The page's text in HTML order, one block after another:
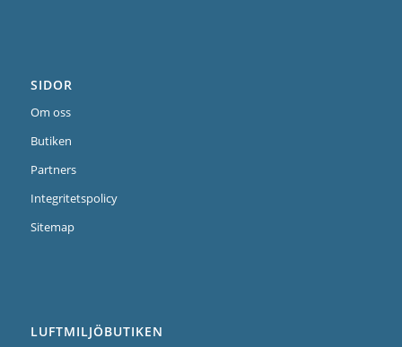
SIDOR
Om oss
Butiken
Partners
Integritetspolicy
Sitemap
LUFTMILJÖBUTIKEN